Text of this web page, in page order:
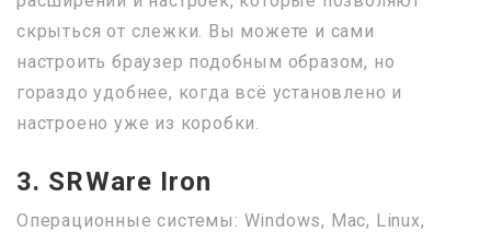
скрыться от слежки. Вы можете и сами
настроить браузер подобным образом, но
гораздо удобнее, когда всё установлено и
настроено уже из коробки.
3. SRWare Iron
Операционные системы: Windows, Mac, Linux,